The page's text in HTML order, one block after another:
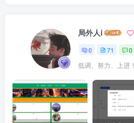
局外人i
0 71 0
低调、努力、上进！